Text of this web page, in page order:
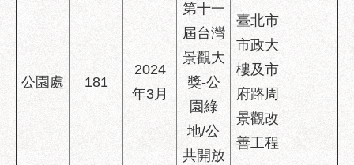
公園處 181
2024
年3月
第十一
屆台灣
景觀大
獎-公
園綠
地/公
共開放
臺北市
市政大
樓及市
府路周
景觀改
善工程